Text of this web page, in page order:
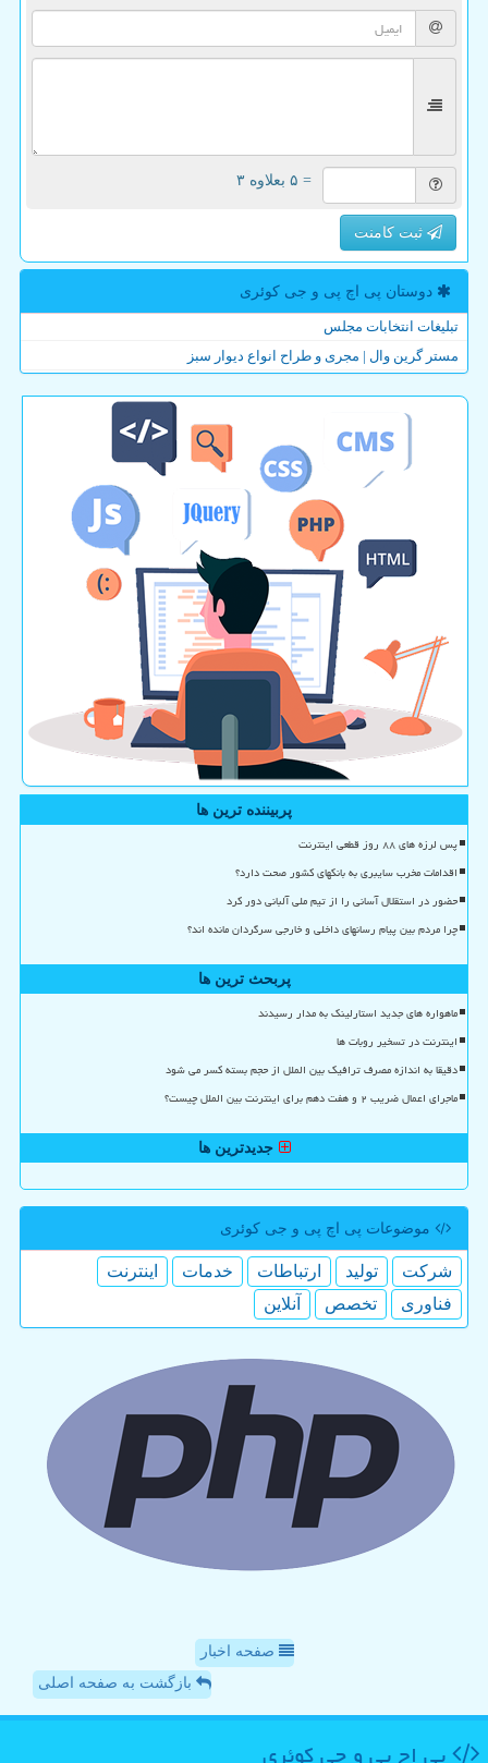
= ۵ بعلاوه ۳
ثبت کامنت
دوستان پی اچ پی و جی كوئری
تبلیغات انتخابات مجلس
مستر گرین وال | مجری و طراح انواع دیوار سبز
پربیننده ترین ها
پس لرزه های ۸۸ روز قطعی اینترنت
اقدامات مخرب سایبری به بانکهای کشور صحت دارد؟
حضور در استقلال آسانی را از تیم ملی آلبانی دور کرد
چرا مردم بین پیام رسانهای داخلی و خارجی سرگردان مانده اند؟
پربحث ترین ها
ماهواره های جدید استارلینک به مدار رسیدند
اینترنت در تسخیر روبات ها
دقیقا به اندازه مصرف ترافیک بین الملل از حجم بسته کسر می شود
ماجرای اعمال ضریب ۲ و هفت دهم برای اینترنت بین الملل چیست؟
جدیدترین ها
موضوعات پی اچ پی و جی كوئری
شركت تولید ارتباطات خدمات
اینترنت
فناوری
تخصص آنلاین
صفحه اخبار
بازگشت به صفحه اصلی